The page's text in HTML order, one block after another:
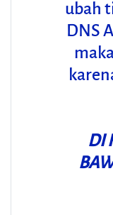
ubah
DNS
DI